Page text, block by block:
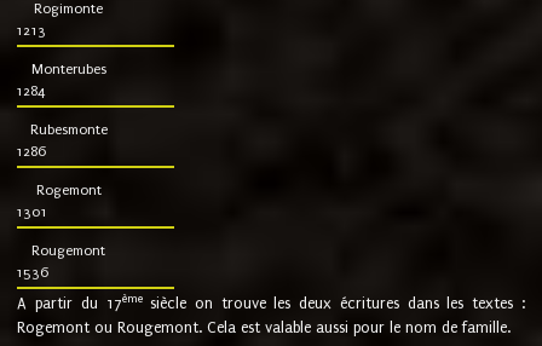
Rogimonte
1213
Monterubes
1284
Rubesmonte
1286
Rogemont
1301
Rougemont
1536
A partir du 17ème siècle on trouve les deux écritures dans les textes :
Rogemont ou Rougemont. Cela est valable aussi pour le nom de famille.